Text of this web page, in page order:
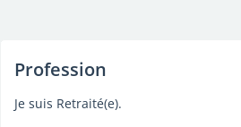
Profession
Je suis Retraité(e).